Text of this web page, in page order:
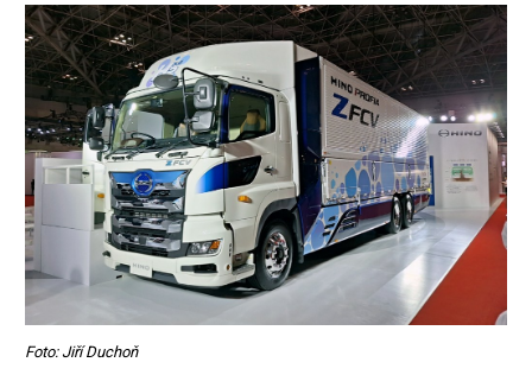
Foto: Jiří Duchoň